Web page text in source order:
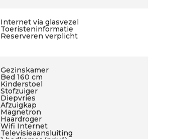
Internet via glasvezel
Toeristeninformatie
Reserveren verplicht
Gezinskamer
Bed 160 cm
Kinderstoel
Stofzuiger
Diepvries
Afzuigkap
Magnetron
Haardroger
Wifi Internet
Televisieaansluiting